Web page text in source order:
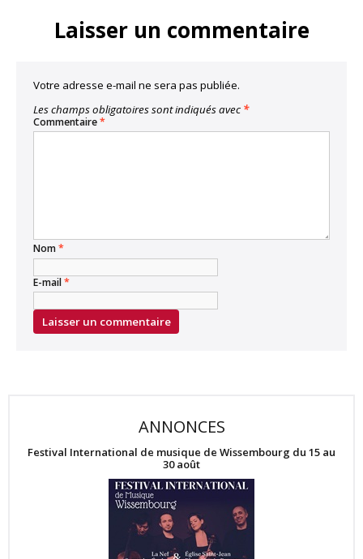
Laisser un commentaire
Votre adresse e-mail ne sera pas publiée.
Les champs obligatoires sont indiqués avec *
Commentaire*
Nom*
E-mail*
ANNONCES
Festival International de musique de Wissembourg du 15 au
30 août